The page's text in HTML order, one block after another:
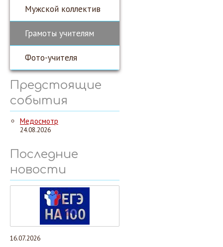
Мужской коллектив
Грамоты учителям
Фото-учителя
Предстоящие
события
Медосмотр
24.08.2026
Последние
новости
16.07.2026